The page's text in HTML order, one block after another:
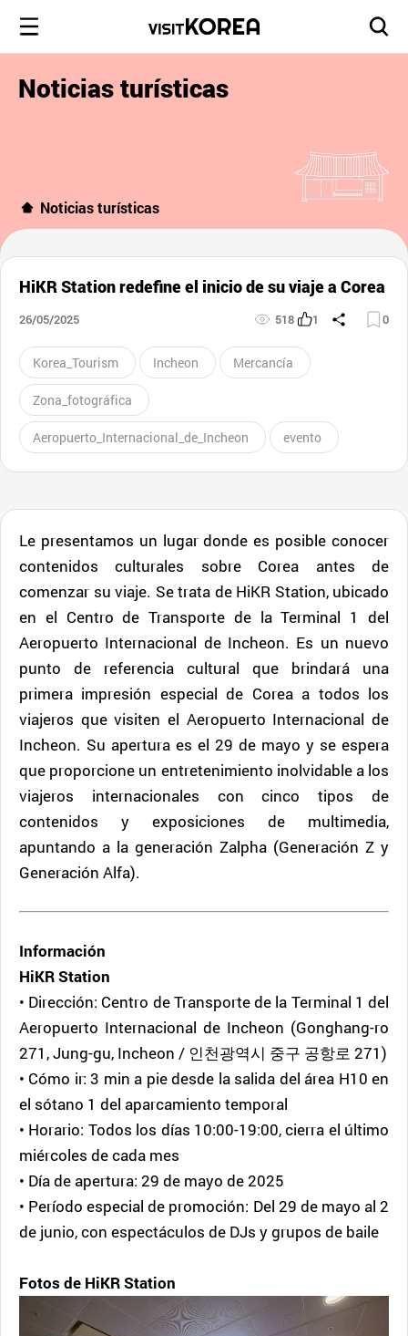
Noticias turísticas
Noticias turísticas
HiKR Station redefine el inicio de su viaje a Corea
26/05/2025 518 1 0
Korea_Tourism Incheon Mercancía
Zona_fotográfica
Aeropuerto_Internacional_de_Incheon evento
Le presentamos un lugar donde es posible conocer
contenidos culturales sobre Corea antes de
comenzar su viaje. Se trata de HiKR Station, ubicado
en el Centro de Transporte de la Terminal 1 del
Aeropuerto Internacional de Incheon. Es un nuevo
punto de referencia cultural que brindará una
primera impresión especial de Corea a todos los
viajeros que visiten el Aeropuerto Internacional de
Incheon. Su apertura es el 29 de mayo y se espera
que proporcione un entretenimiento inolvidable a los
viajeros internacionales con cinco tipos de
contenidos y exposiciones de multimedia,
apuntando a la generación Zalpha (Generación Z y
Generación Alfa).
Información
HiKR Station
• Dirección: Centro de Transporte de la Terminal 1 del
Aeropuerto Internacional de Incheon (Gonghang-ro
271, Jung-gu, Incheon / 인천광역시 중구 공항로 271)
• Cómo ir: 3 min a pie desde la salida del área H10 en
el sótano 1 del aparcamiento temporal
• Horario: Todos los días 10:00-19:00, cierra el último
miércoles de cada mes
• Día de apertura: 29 de mayo de 2025
• Período especial de promoción: Del 29 de mayo al 2
de junio, con espectáculos de DJs y grupos de baile
Fotos de HiKR Station